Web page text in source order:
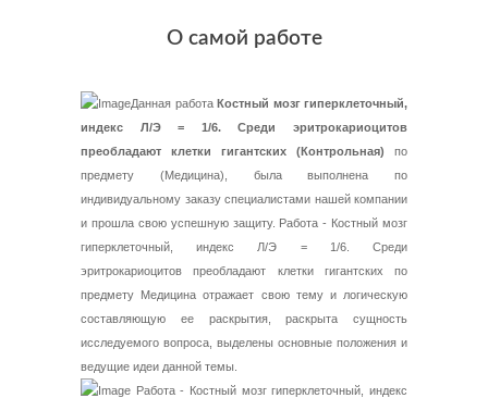
О самой работе
Данная работа Костный мозг гиперклеточный,
индекс Л/Э = 1/6. Среди эритрокариоцитов
преобладают клетки гигантских (Контрольная) по
предмету (Медицина), была выполнена по
индивидуальному заказу специалистами нашей компании
и прошла свою успешную защиту. Работа - Костный мозг
гиперклеточный, индекс Л/Э = 1/6. Среди
эритрокариоцитов преобладают клетки гигантских по
предмету Медицина отражает свою тему и логическую
составляющую ее раскрытия, раскрыта сущность
исследуемого вопроса, выделены основные положения и
ведущие идеи данной темы.
Работа - Костный мозг гиперклеточный, индекс